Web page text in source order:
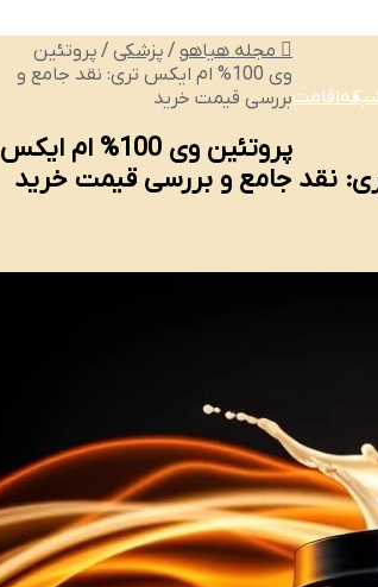
اقامت
مجله هیاهو / پزشکی / پروتئین
وی 100% ام ایکس تری: نقد جامع و
بررسی قیمت خرید
پروتئین وی 100% ام ایکس
نقد جامع و بررسی قیمت خرید